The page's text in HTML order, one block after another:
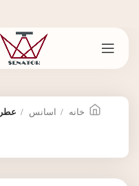
خانه اسانس عطر